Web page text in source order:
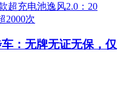
：无牌无证无保，仅